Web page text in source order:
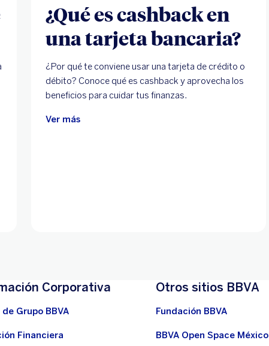
¿Qué es cashback en
una tarjeta bancaria?
¿Por qué te conviene usar una tarjeta de crédito o
débito? Conoce qué es cashback y aprovecha los
beneficios para cuidar tus finanzas.
Ver más
Corporativa
Grupo BBVA
Financiera
Otros sitios BBVA
Fundación BBVA
BBVA Open Space México